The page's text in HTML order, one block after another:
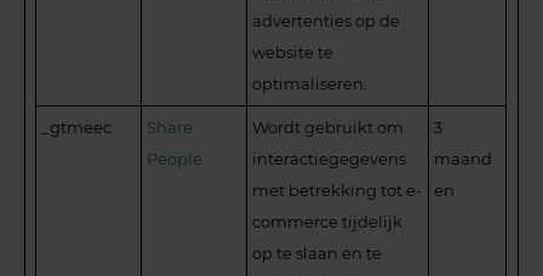
advertenties op de
website te
optimaliseren.
_gtmeec
Share
People
Wordt gebruikt om
interactiegegevens
met betrekking tot e-
commerce tijdelijk
op te slaan en te
3
maand
en